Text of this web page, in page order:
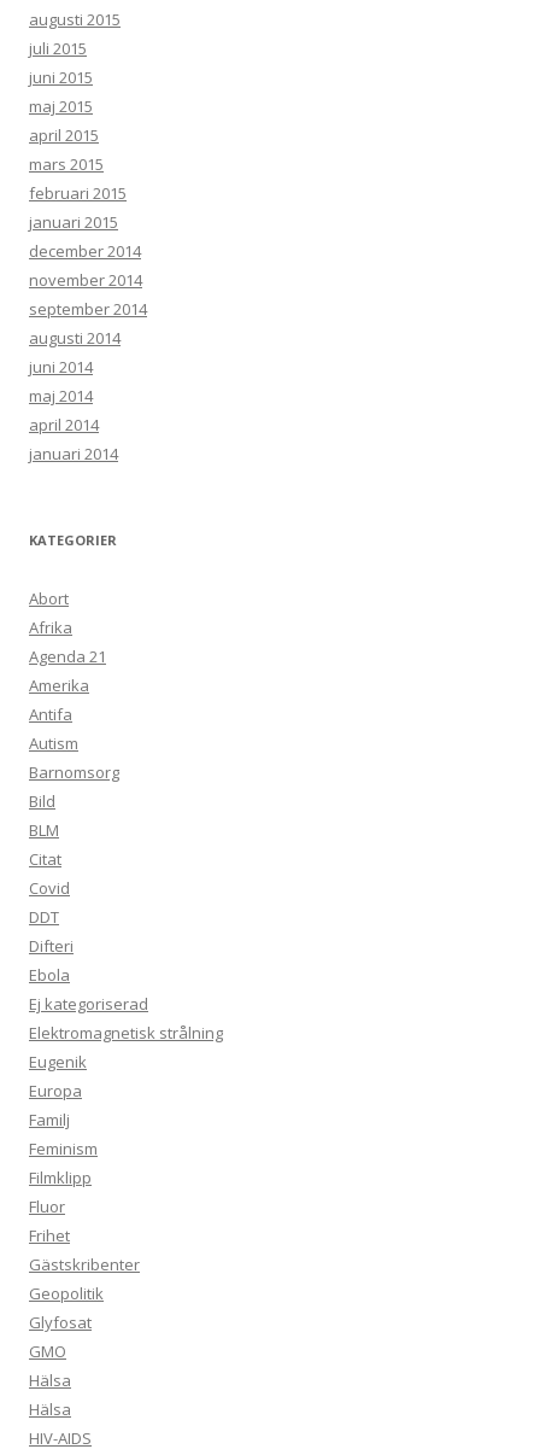
augusti 2015
juli 2015
juni 2015
maj 2015
april 2015
mars 2015
februari 2015
januari 2015
december 2014
november 2014
september 2014
augusti 2014
juni 2014
maj 2014
april 2014
januari 2014
KATEGORIER
Abort
Afrika
Agenda 21
Amerika
Antifa
Autism
Barnomsorg
Bild
BLM
Citat
Covid
DDT
Difteri
Ebola
Ej kategoriserad
Elektromagnetisk strålning
Eugenik
Europa
Familj
Feminism
Filmklipp
Fluor
Frihet
Gästskribenter
Geopolitik
Glyfosat
GMO
Hälsa
Hälsa
HIV-AIDS